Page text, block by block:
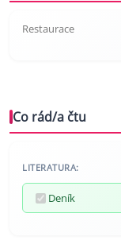
Restaurace
Co rád/a čtu
LITERATURA:
Deník